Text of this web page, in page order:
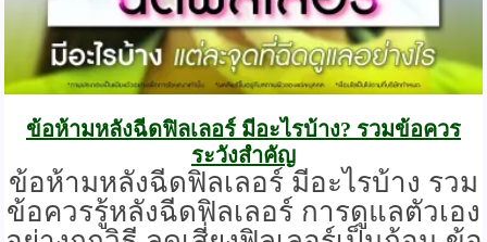
ข้อห้ามหลังฉีดฟิลเลอร์ มีอะไรบ้าง? รวมข้อควร
ระวังสำคัญ
ข้อห้ามหลังฉีดฟิลเลอร์ มีอะไรบ้าง รวม
ข้อควรรู้หลังฉีดฟิลเลอร์ การดูแลตัวเอง